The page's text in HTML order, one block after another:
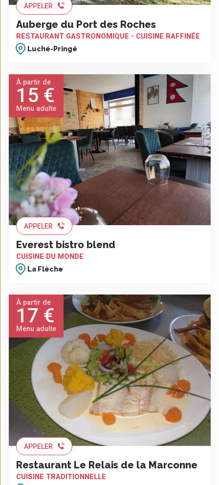
APPELER
Auberge du Port des Roches
RESTAURANT GASTRONOMIQUE - CUISINE RAFFINÉE
Luché-Pringé
À partir de
15 €
Menu adulte
APPELER
Everest bistro blend
CUISINE DU MONDE
La Flèche
À partir de
17 €
Menu adulte
APPELER
Restaurant Le Relais de la Marconne
CUISINE TRADITIONNELLE